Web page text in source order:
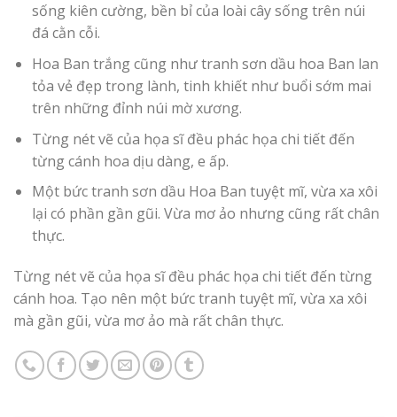
sống kiên cường, bền bỉ của loài cây sống trên núi
đá cằn cỗi.
Hoa Ban trắng cũng như tranh sơn dầu hoa Ban lan
tỏa vẻ đẹp trong lành, tinh khiết như buổi sớm mai
trên những đỉnh núi mờ xương.
Từng nét vẽ của họa sĩ đều phác họa chi tiết đến
từng cánh hoa dịu dàng, e ấp.
Một bức tranh sơn dầu Hoa Ban tuyệt mĩ, vừa xa xôi
lại có phần gần gũi. Vừa mơ ảo nhưng cũng rất chân
thực.
Từng nét vẽ của họa sĩ đều phác họa chi tiết đến từng
cánh hoa. Tạo nên một bức tranh tuyệt mĩ, vừa xa xôi
mà gần gũi, vừa mơ ảo mà rất chân thực.